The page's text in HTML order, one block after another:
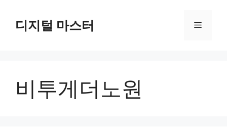
디지털 마스터 메
비투게더노원